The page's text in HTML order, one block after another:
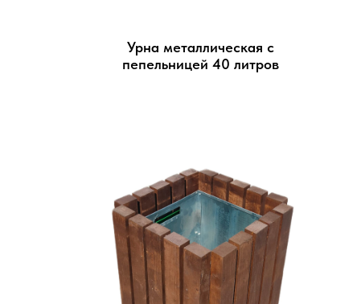
Урна металлическая с
пепельницей 40 литров